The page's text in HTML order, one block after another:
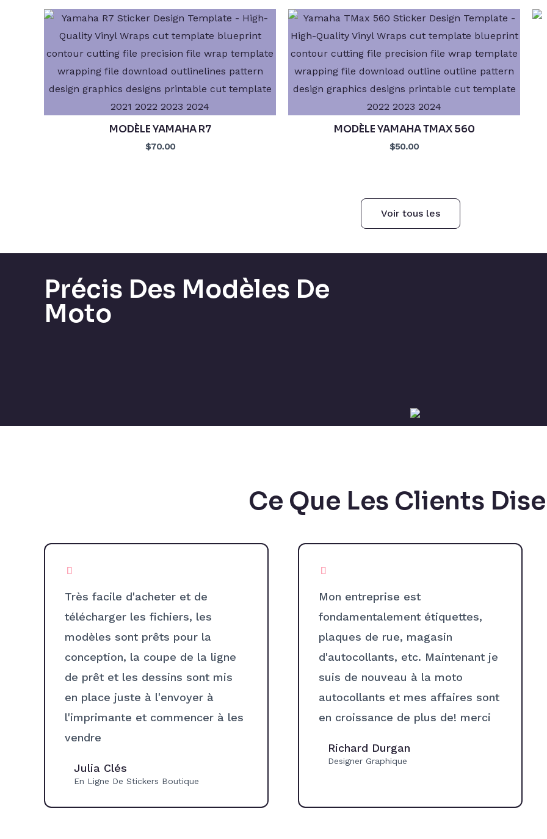
MODÈLE YAMAHA R7
$70.00
MODÈLE YAMAHA TMAX 560
$50.00
Voir tous les
Précis Des Modèles De
Moto
Ce Que Les Clients
Très facile d'acheter et de
télécharger les fichiers, les
modèles sont prêts pour la
conception, la coupe de la ligne
de prêt et les dessins sont mis
en place juste à l'envoyer à
l'imprimante et commencer à les
vendre
Julia Clés
En Ligne De Stickers Boutique
Mon entreprise est
fondamentalement étiquettes,
plaques de rue, magasin
d'autocollants, etc. Maintenant je
suis de nouveau à la moto
autocollants et mes affaires sont
en croissance de plus de! merci
Richard Durgan
Designer Graphique